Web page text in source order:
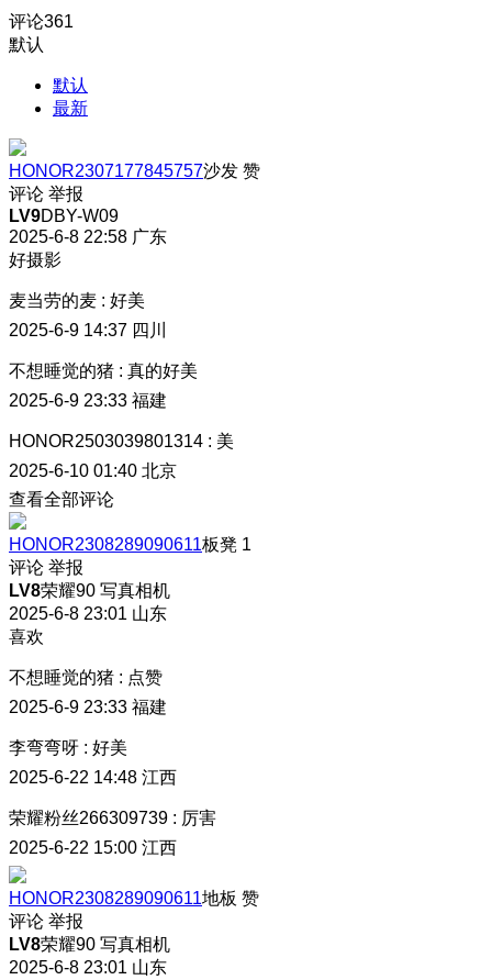
评论361
默认
默认
最新
HONOR2307177845757沙发 赞
评论 举报
LV9DBY-W09
2025-6-8 22:58 广东
好摄影
麦当劳的麦 : 好美
2025-6-9 14:37 四川
不想睡觉的猪 : 真的好美
2025-6-9 23:33 福建
HONOR2503039801314 : 美
2025-6-10 01:40 北京
查看全部评论
HONOR2308289090611板凳 1
评论 举报
LV8荣耀90 写真相机
2025-6-8 23:01 山东
喜欢
不想睡觉的猪 : 点赞
2025-6-9 23:33 福建
李弯弯呀 : 好美
2025-6-22 14:48 江西
荣耀粉丝266309739 : 厉害
2025-6-22 15:00 江西
HONOR2308289090611地板 赞
评论 举报
LV8荣耀90 写真相机
2025-6-8 23:01 山东